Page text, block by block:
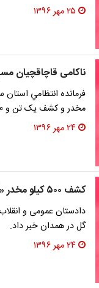
۲۵ مهر ۱۳۹۶
ناکامی قاچاقچیان
فرمانده انتظامي
مخدر و کشف یک تن و 50 کيلوگرم ترياک در درگيری…
۲۴ مهر ۱۳۹۶
کشف ۵۰۰ کیلو مخدر «گل» در همدان
گل در همدان خبر داد.
۲۴ مهر ۱۳۹۶